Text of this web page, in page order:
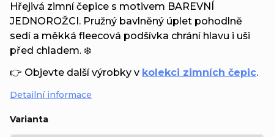
Varianta
Hřejivá zimní čepice s motivem BAREVNÍ
JEDNOROŽCI. Pružný bavlněný úplet pohodlně
sedí a měkká fleecová podšívka chrání hlavu i uši
před chladem. ❄️
👉 Objevte další výrobky v kolekci zimních čepic.
Detailní informace